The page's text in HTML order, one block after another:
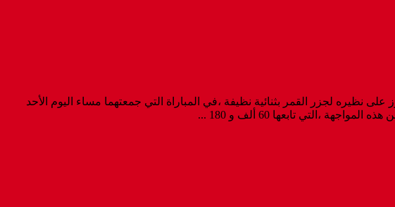
نهائيات كأس إفريقيا للأمم في كرة القدم ( المغرب 2025 ) ،بتحقيق نتيجة الفوز على نظيره لجزر القمر بثنائية نظيفة ،في المباراة التي جمعتهما مساء اليوم الأحد
،التي تابعها 60 ألف و 180 ...